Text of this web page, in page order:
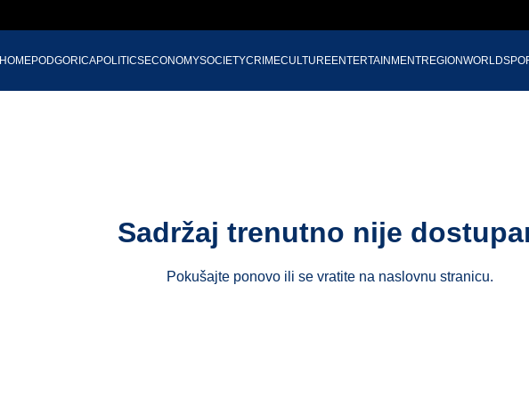
HOMEPODGORICAPOLITICSECONOMYSOCIETYCRIMECULTUREENTERTAINMENTREGIONWORLD
Sadržaj trenutno nije
Pokušajte ponovo ili se vratite na naslovnu stranicu.